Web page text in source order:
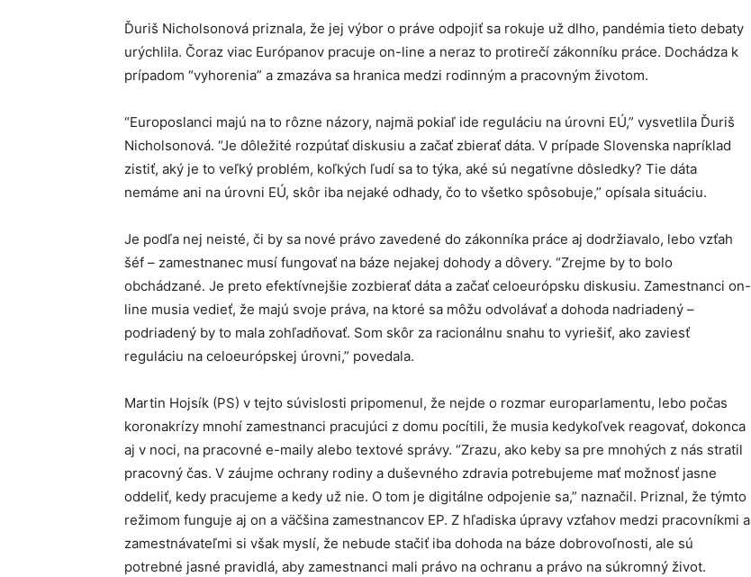
Ďuriš Nicholsonová priznala, že jej výbor o práve odpojiť sa rokuje už dlho, pandémia tieto debaty
urýchlila. Čoraz viac Európanov pracuje on-line a neraz to protirečí zákonníku práce. Dochádza k
prípadom “vyhorenia” a zmazáva sa hranica medzi rodinným a pracovným životom.
“Europoslanci majú na to rôzne názory, najmä pokiaľ ide reguláciu na úrovni EÚ,” vysvetlila Ďuriš
Nicholsonová. “Je dôležité rozpútať diskusiu a začať zbierať dáta. V prípade Slovenska napríklad
zistiť, aký je to veľký problém, koľkých ľudí sa to týka, aké sú negatívne dôsledky? Tie dáta
nemáme ani na úrovni EÚ, skôr iba nejaké odhady, čo to všetko spôsobuje,” opísala situáciu.
Je podľa nej neisté, či by sa nové právo zavedené do zákonníka práce aj dodržiavalo, lebo vzťah
šéf – zamestnanec musí fungovať na báze nejakej dohody a dôvery. “Zrejme by to bolo
obchádzané. Je preto efektívnejšie zozbierať dáta a začať celoeurópsku diskusiu. Zamestnanci on-
line musia vedieť, že majú svoje práva, na ktoré sa môžu odvolávať a dohoda nadriadený –
podriadený by to mala zohľadňovať. Som skôr za racionálnu snahu to vyriešiť, ako zaviesť
reguláciu na celoeurópskej úrovni,” povedala.
Martin Hojsík (PS) v tejto súvislosti pripomenul, že nejde o rozmar europarlamentu, lebo počas
koronakrízy mnohí zamestnanci pracujúci z domu pocítili, že musia kedykoľvek reagovať, dokonca
aj v noci, na pracovné e-maily alebo textové správy. “Zrazu, ako keby sa pre mnohých z nás stratil
pracovný čas. V záujme ochrany rodiny a duševného zdravia potrebujeme mať možnosť jasne
oddeliť, kedy pracujeme a kedy už nie. O tom je digitálne odpojenie sa,” naznačil. Priznal, že týmto
režimom funguje aj on a väčšina zamestnancov EP. Z hľadiska úpravy vzťahov medzi pracovníkmi a
zamestnávateľmi si však myslí, že nebude stačiť iba dohoda na báze dobrovoľnosti, ale sú
potrebné jasné pravidlá, aby zamestnanci mali právo na ochranu a právo na súkromný život.